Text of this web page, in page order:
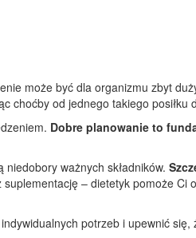
może być dla organizmu zbyt
choćby od jednego takiego posiłku
Dobre planowanie to
ważnych składników.
– dietetyk pomoże Ci
potrzeb i upewnić się,